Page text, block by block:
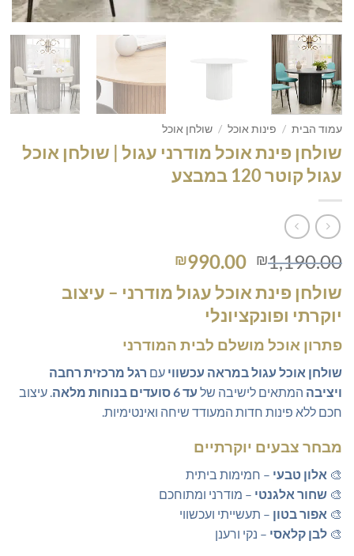
עמוד הבית / פינות אוכל / שולחן אוכל
שולחן פינת אוכל מודרני עגול | שולחן אוכל
עגול קוטר 120 במבצע
₪1,190.00
המחיר
המקורי
היה:
₪1,190.00.
₪990.00
הוא:
שולחן פינת אוכל עגול מודרני – עיצוב
יוקרתי ופונקציונלי
פתרון אוכל מושלם לבית המודרני
שולחן אוכל עגול במראה עכשווי עם רגל מרכזית רחבה
ויציבה המתאים לישיבה של עד 6 סועדים בנוחות מלאה
. עיצוב
חכם ללא פינות חדות המעודד שיחה ואינטימיות.
מבחר צבעים יוקרתיים
🎨 אלון טבעי – חמימות ביתית
🎨 שחור אלגנטי – מודרני ומתוחכם
🎨 אפור בטון – תעשייתי ועכשווי
🎨 לבן קלאסי – נקי ורענן